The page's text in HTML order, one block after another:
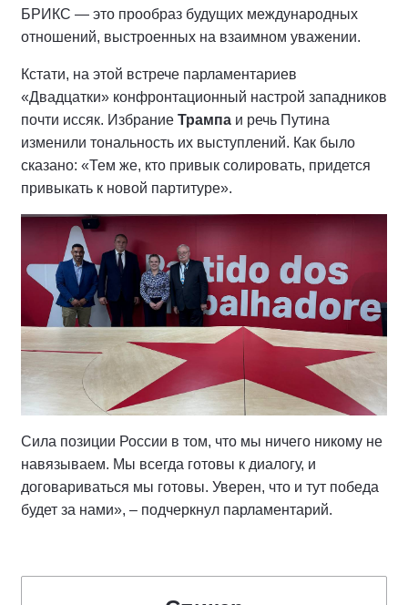
БРИКС — это прообраз будущих международных
отношений, выстроенных на взаимном уважении.
Кстати, на этой встрече парламентариев
«Двадцатки» конфронтационный настрой западников
почти иссяк. Избрание Трампа и речь Путина
изменили тональность их выступлений. Как было
сказано: «Тем же, кто привык солировать, придется
привыкать к новой партитуре».
Сила позиции России в том, что мы ничего никому не
навязываем. Мы всегда готовы к диалогу, и
договариваться мы готовы. Уверен, что и тут победа
будет за нами», – подчеркнул парламентарий.